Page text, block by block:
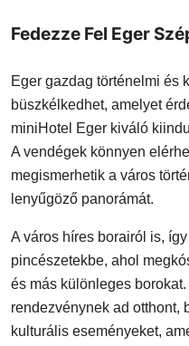
Fedezze Fel Eger
Eger gazdag történelmi és
büszkélkedhet, amelyet
miniHotel Eger kiváló
A vendégek könnyen
megismerhetik a város
lenyűgöző panorámát.
A város híres borairól is,
pincészetekbe, ahol
és más különleges
rendezvénynek ad otthont,
kulturális eseményeket,